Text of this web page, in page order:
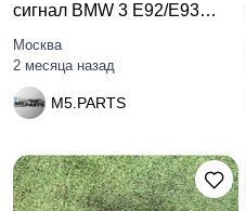
сигнал BMW 3 E92/E93
рест. E92
Москва
2 месяца назад
M5.PARTS